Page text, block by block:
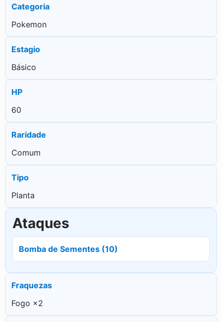
Categoria
Pokemon
Estagio
Básico
HP
60
Raridade
Comum
Tipo
Planta
Ataques
Bomba de Sementes (10)
Fraquezas
Fogo ×2